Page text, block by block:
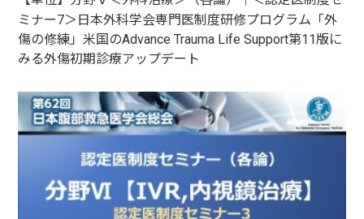
ミナー7＞日本外科学会専門医制度研修プログラム「外
傷の修練」米国のAdvance Trauma Life Support第11版に
みる外傷初期診療アップデート